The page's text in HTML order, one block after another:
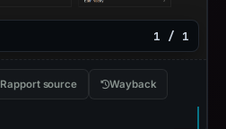
1 / 1
Rapport source Wayback